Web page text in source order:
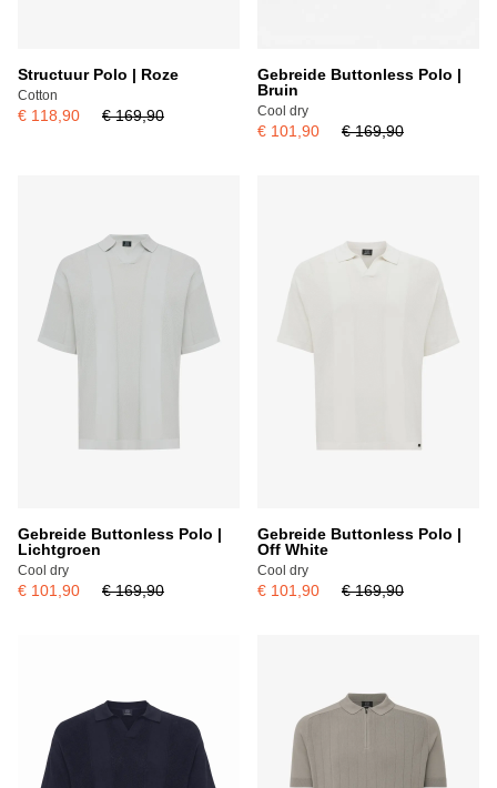
Structuur Polo | Roze
Cotton
€ 118,90 € 169,90
Gebreide Buttonless Polo |
Bruin
Cool dry
€ 101,90 € 169,90
Gebreide Buttonless Polo |
Lichtgroen
Cool dry
€ 101,90 € 169,90
Gebreide Buttonless Polo |
Off White
Cool dry
€ 101,90 € 169,90